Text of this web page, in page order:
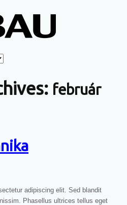
február
adipiscing elit. Sed blandit
Phasellus ultrices tellus eget